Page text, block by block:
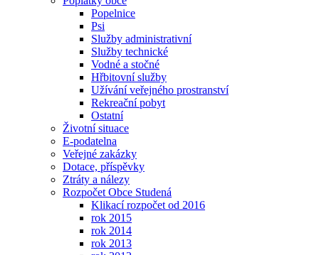
Popelnice
Psi
Služby administrativní
Služby technické
Vodné a stočné
Hřbitovní služby
Užívání veřejného prostranství
Rekreační pobyt
Ostatní
Životní situace
E-podatelna
Veřejné zakázky
Dotace, příspěvky
Ztráty a nálezy
Rozpočet Obce Studená
Klikací rozpočet od 2016
rok 2015
rok 2014
rok 2013